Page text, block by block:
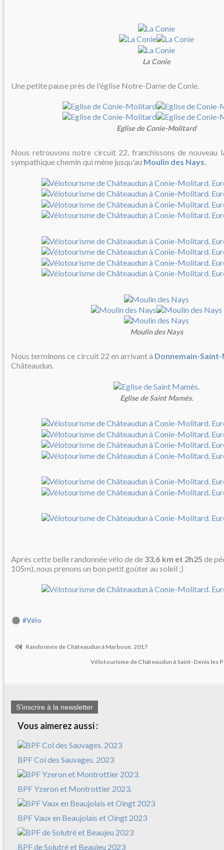
La Conie
Une petite pause près de l'église Notre-Dame de Conie.
Eglise de Conie-Molitard
Nous retrouvons notre circuit 22, franchissons de nouveau
sympathique chemin qui mène jusqu'au Moulin des Nays.
Moulin des Nays
Nous terminons ce circuit 22 en arrivant à Donnemain-
Châteaudun.
Eglise de Saint Mamès.
Après cette belle randonnée vélo de de 33,6 km et 2h25 de
105m), nous prenons un bon petit goûter au soleil ;)
#Vélo
Randonnée de Châteaudun à Marboué. 2017
Vélotourisme de Châteaudun à Saint-Denis les
S'inscrire à la newsletter
Vous aimerez aussi :
BPF Col des Sauvages. 2023
BPF Yzeron et Montrottier 2023.
BPF Vaux en Beaujolais et Oingt 2023
BPF de Solutré et Beaujeu 2023